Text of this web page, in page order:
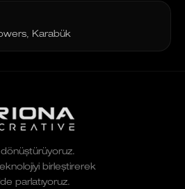
Karabük
dönüştürüyoruz.
birleştirerek
parlatıyoruz.